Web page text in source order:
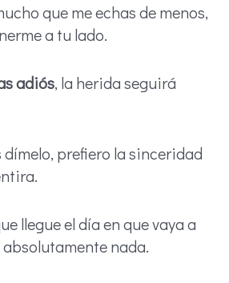
que me echas de menos,
a tu lado.
adiós, la herida seguirá
dímelo, prefiero la sinceridad
llegue el día en que vaya a
nada.